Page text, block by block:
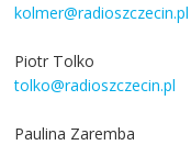
kolmer@radioszczecin.pl
Piotr Tolko
tolko@radioszczecin.pl
Paulina Zaremba